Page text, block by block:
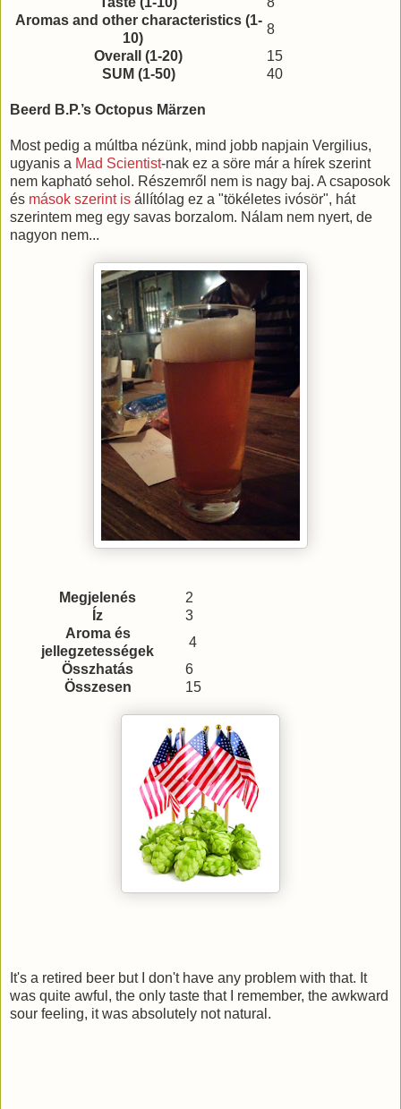
Aromas and other characteristics (1-
10)
8
Overall (1-20)
15
SUM (1-50)
40
Beerd B.P.’s Octopus Märzen
Most pedig a múltba nézünk, mind jobb napjain Vergilius,
ugyanis a Mad Scientist-nak ez a söre már a hírek szerint
nem kapható sehol. Részemről nem is nagy baj. A csaposok
és mások szerint is állítólag ez a "tökéletes ivósör", hát
szerintem meg egy savas borzalom. Nálam nem nyert, de
nagyon nem...
Megjelenés
2
Íz
3
Aroma és
jellegzetességek
4
Összhatás
6
Összesen
15
It's a retired beer but I don't have any problem with that. It
was quite awful, the only taste that I remember, the awkward
sour feeling, it was absolutely not natural.